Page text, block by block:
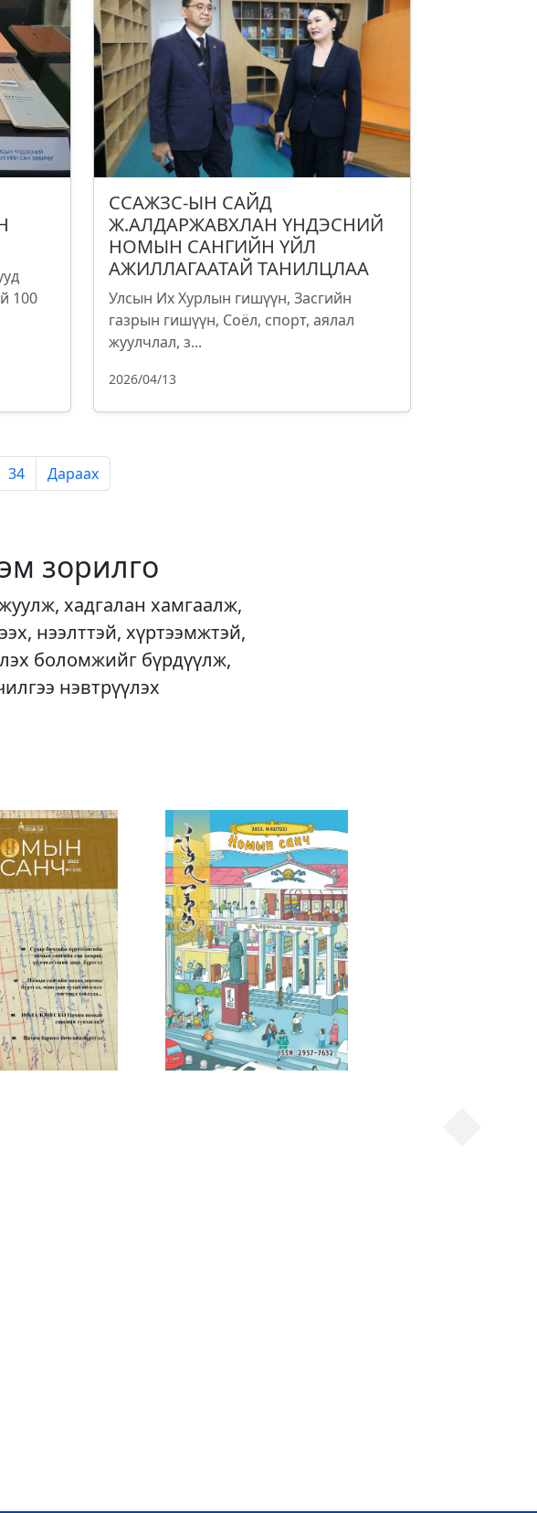
100
ССАЖЗС-ЫН САЙД
Ж.АЛДАРЖАВХЛАН ҮНДЭСНИЙ
НОМЫН САНГИЙН ҮЙЛ
АЖИЛЛАГААТАЙ ТАНИЛЦЛАА
Улсын Их Хурлын гишүүн, Засгийн
газрын гишүүн, Соёл, спорт, аялал
жуулчлал, з...
2026/04/13
34 Дараах
зорилго
хадгалан хамгаалж,
нээлттэй, хүртээмжтэй,
боломжийг бүрдүүлж,
нэвтрүүлэх